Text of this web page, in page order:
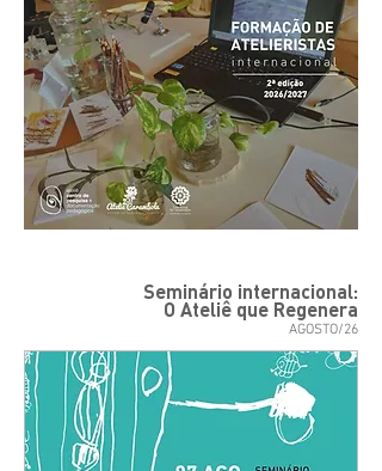
Seminário internacional:
O Ateliê que Regenera
AGOSTO/26